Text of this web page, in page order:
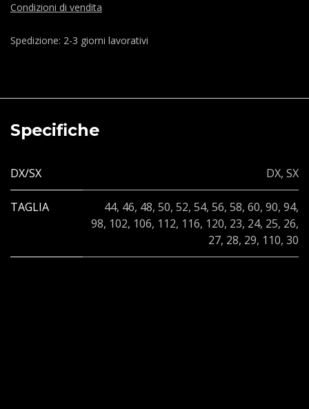
Condizioni di vendita
Spedizione: 2-3 giorni lavorativi
Specifiche
DX/SX DX, SX
TAGLIA 44, 46, 48, 50, 52, 54, 56, 58, 60, 90, 94,
98, 102, 106, 112, 116, 120, 23, 24, 25, 26,
27, 28, 29, 110, 30